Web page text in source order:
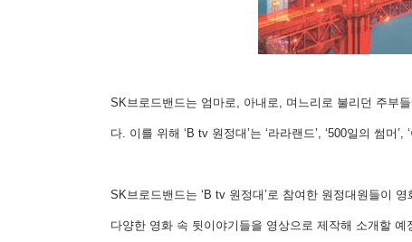
SK브로드밴드는 엄마로, 아내로, 며느리로 불리던 주부
다. 이를 위해 ‘B tv 원정대’는 ‘라라랜드’, ‘500일의 썸
SK브로드밴드는 ‘B tv 원정대’로 참여한 원정대원들이
다양한 영화 속 뒷이야기들을 영상으로 제작해 소개할 예